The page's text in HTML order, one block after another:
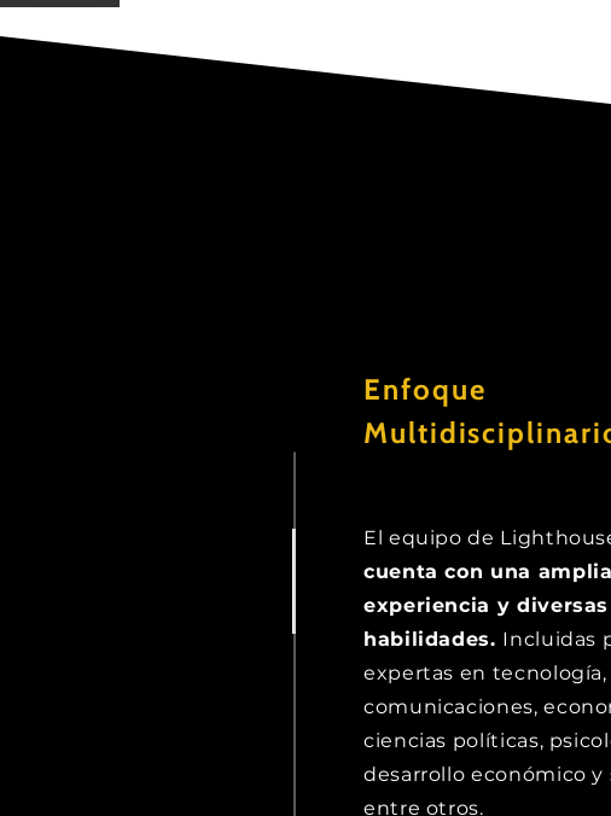
Enfoque
El equipo de
cuenta con una amplia
experiencia y diversas
habilidades. Incluidas
expertas en tecnología,
comunicaciones,
ciencias políticas,
desarrollo económico y
entre otros.